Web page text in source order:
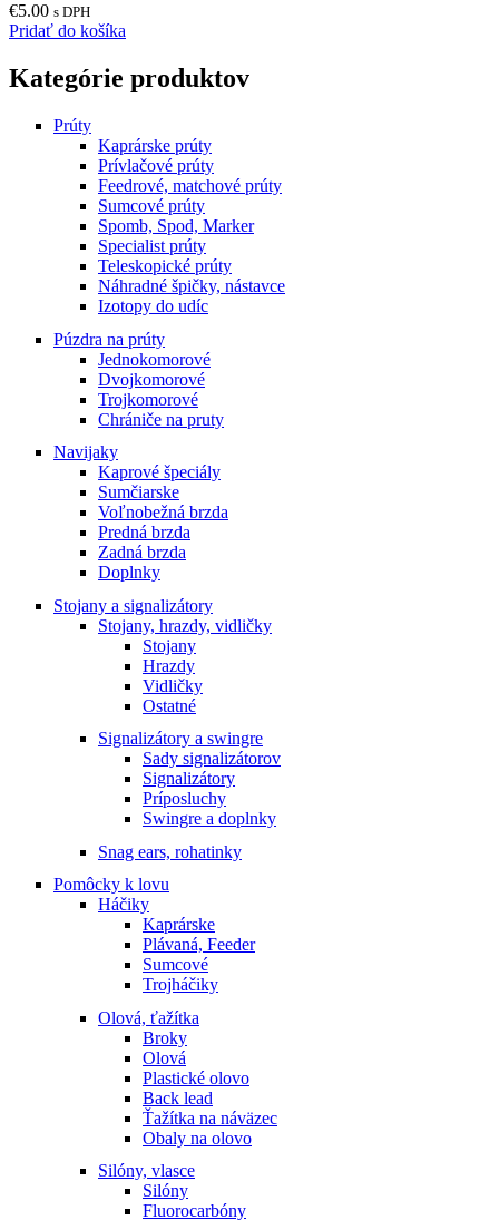
€5.00 s DPH
Pridať do košíka
Kategórie produktov
Prúty
Kaprárske prúty
Prívlačové prúty
Feedrové, matchové prúty
Sumcové prúty
Spomb, Spod, Marker
Specialist prúty
Teleskopické prúty
Náhradné špičky, nástavce
Izotopy do udíc
Púzdra na prúty
Jednokomorové
Dvojkomorové
Trojkomorové
Chrániče na pruty
Navijaky
Kaprové špeciály
Sumčiarske
Voľnobežná brzda
Predná brzda
Zadná brzda
Doplnky
Stojany a signalizátory
Stojany, hrazdy, vidličky
Stojany
Hrazdy
Vidličky
Ostatné
Signalizátory a swingre
Sady signalizátorov
Signalizátory
Príposluchy
Swingre a doplnky
Snag ears, rohatinky
Pomôcky k lovu
Háčiky
Kaprárske
Plávaná, Feeder
Sumcové
Trojháčiky
Olová, ťažítka
Broky
Olová
Plastické olovo
Back lead
Ťažítka na náväzec
Obaly na olovo
Silóny, vlasce
Silóny
Fluorocarbóny